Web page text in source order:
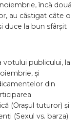
încă două
au câștigat câte o
duce la bun sfârșit
votului publicului, la
și
din
(Orașul tuturor) și
(Sexul vs. barza).